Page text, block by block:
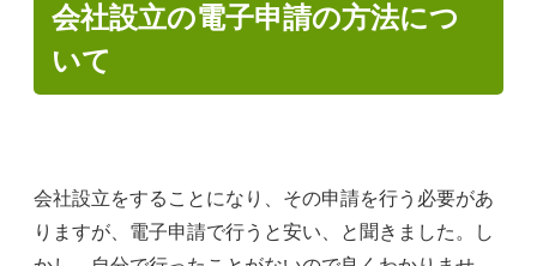
会社設立の電子申請の方法につ
いて
会社設立をすることになり、その申請を行う必要があ
りますが、電子申請で行うと安い、と聞きました。し